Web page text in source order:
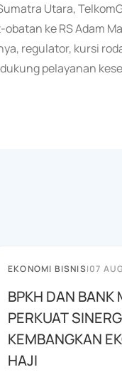
Utara,
ke RS Adam
regulator, kursi
pelayanan
EKONOMI BISNIS|07
BPKH DAN BANK
PERKUAT
KEMBANGKAN
HAJI